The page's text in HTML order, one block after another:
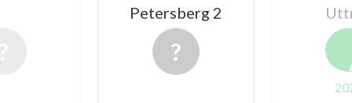
Petersberg 2